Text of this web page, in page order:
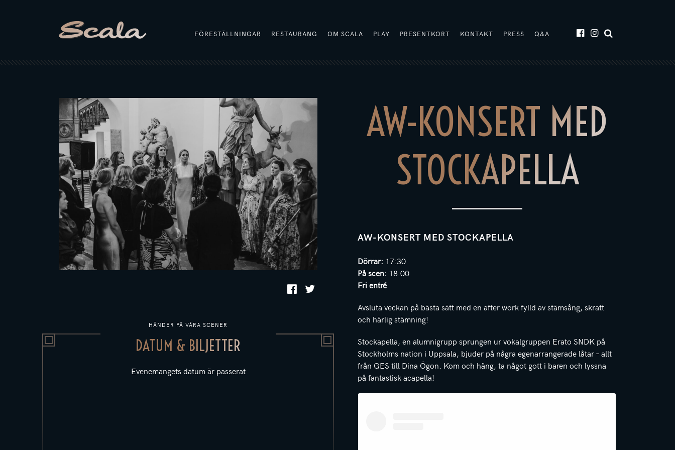
FÖRESTÄLLNINGAR RESTAURANG OM SCALA PLAY PRESENTKORT KONTAKT PRESS Q&A
HÄNDER PÅ VÅRA SCENER
DATUM & BILJETTER
Evenemangets datum är passerat
AW-KONSERT MED
STOCKAPELLA
AW-KONSERT MED STOCKAPELLA
Dörrar: 17:30
På scen: 18:00
Fri entré
Avsluta veckan på bästa sätt med en after work fylld av stämsång, skratt
och härlig stämning!
Stockapella, en alumnigrupp sprungen ur vokalgruppen Erato SNDK på
Stockholms nation i Uppsala, bjuder på några egenarrangerade låtar – allt
från GES till Dina Ögon. Kom och häng, ta något gott i baren och lyssna
på fantastisk acapella!